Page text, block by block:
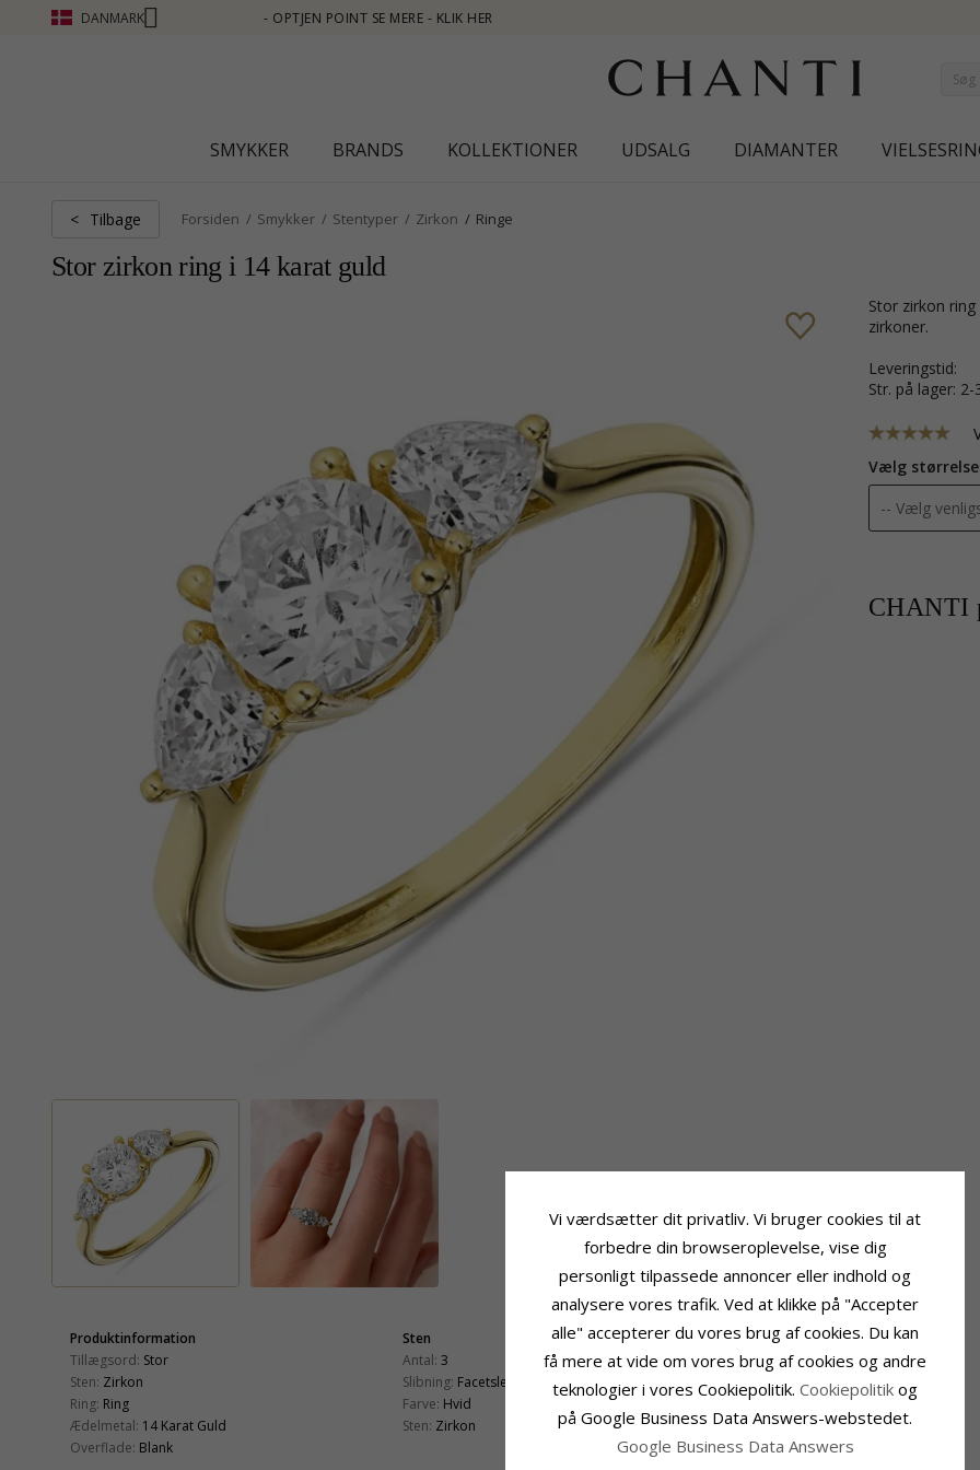
DANMARK
- KLIK HER
SMYKKER BRANDS KOLLEKTIONER UDSALG DIAMANTER
< Tilbage Forsiden Smykker Stentyper Zirkon Ringe
Stor zirkon ring i 14 karat guld
stor zirkon ring i 14 karat guld med blank overflade og 3 facetslebne hvide
zirkoner.
leveringstid:
str. på lager:
Vælg størrelse
CHANTI
Produktinformation
Tillægsord: Stor
Sten: Zirkon
Ring: Ring
Ædelmetal: 14 Karat Guld
Overflade: Blank
Sten
Antal: 3
Slibning: Facetsleben
Farve: Hvid
Sten: Zirkon
Ringskinne
Bredde Top:5,7 mm
Bredde Bund:
1,1 mm
Tykkelse Top:
5,0 mm
Tykkelse Bund:1,0 mm
Vi værdsætter dit privatliv. Vi bruger cookies til at
forbedre din browseroplevelse, vise dig
personligt tilpassede annoncer eller indhold og
analysere vores trafik. Ved at klikke på "Accepter
alle" accepterer du vores brug af cookies. Du kan
få mere at vide om vores brug af cookies og andre
teknologier i vores Cookiepolitik. Cookiepolitik og
på Google Business Data Answers-webstedet.
Google Business Data Answers